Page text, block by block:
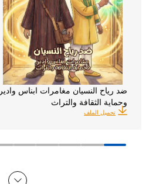
ضد رياح النسيان مغامرات ابناس وادير
وحماية الثقافة والتراث
تحميل الملف